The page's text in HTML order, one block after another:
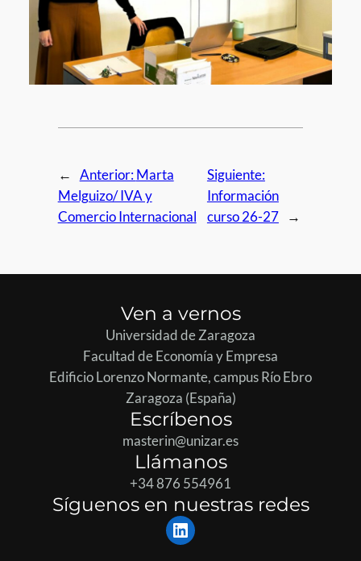
← Anterior:Marta
Melguizo/ IVA y
Comercio Internacional
Siguiente:
Información
curso 26-27
→
Ven a vernos
Universidad de Zaragoza
Facultad de Economía y Empresa
Edificio Lorenzo Normante, campus Río Ebro
Zaragoza (España)
Escríbenos
masterin@unizar.es
Llámanos
+34 876 554961
Síguenos en nuestras redes
LinkedIn